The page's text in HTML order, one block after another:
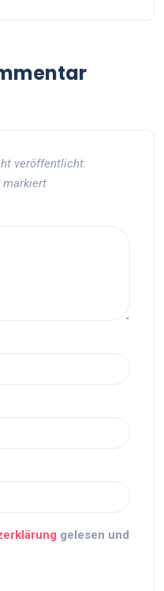
veröffentlicht.
markiert
gelesen und